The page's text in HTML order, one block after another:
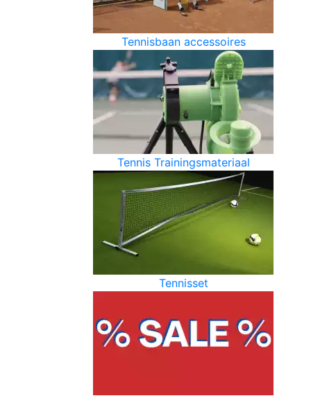
Tennisbaan accessoires
Tennis Trainingsmateriaal
Tennisset